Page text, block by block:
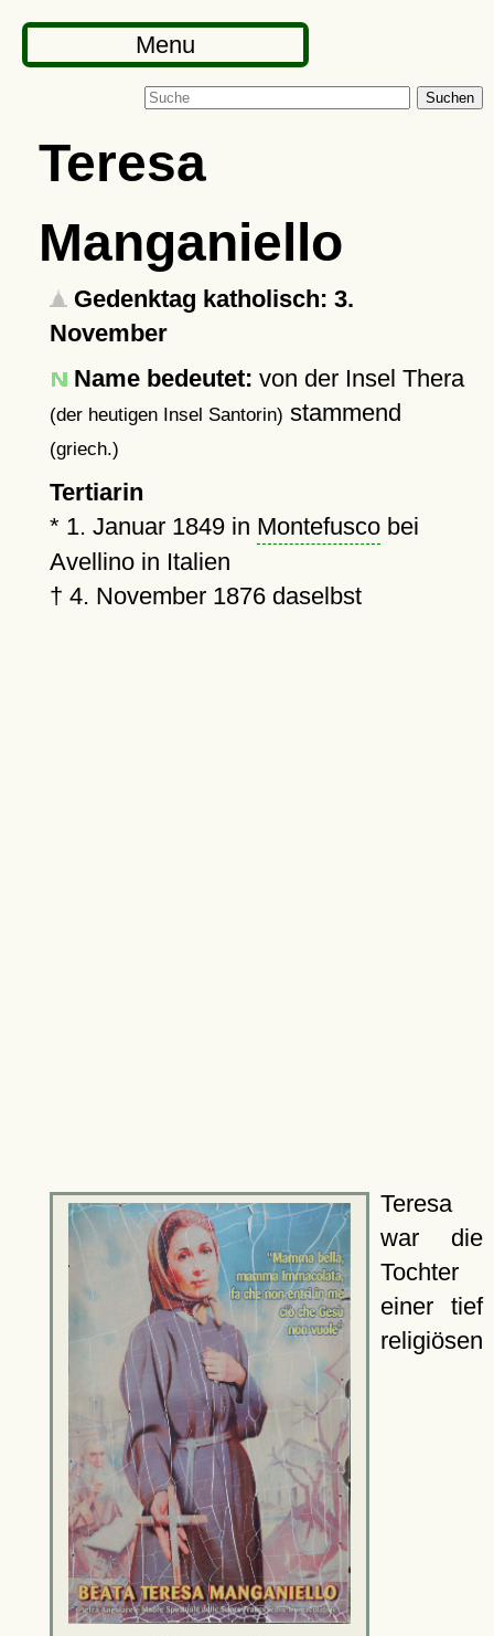
Menu
Suchen
Teresa
Manganiello
Gedenktag katholisch: 3.
November
Name bedeutet: von der Insel Thera
(der heutigen Insel Santorin) stammend
(griech.)
Tertiarin
* 1. Januar 1849in Montefuscobei
Avellino in Italien
† 4. November 1876daselbst
Teresa
war die
Tochter
einer tief
religiösen